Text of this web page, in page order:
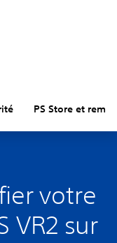
PS Store et
votre
VR2 sur